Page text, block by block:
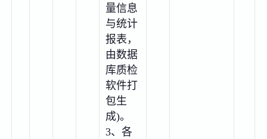
量信息
与统计
报表，
由数据
库质检
软件打
包生
成)。
3、各